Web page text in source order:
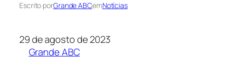
Escrito porGrande ABCemNotícias
29 de agosto de 2023
Grande ABC